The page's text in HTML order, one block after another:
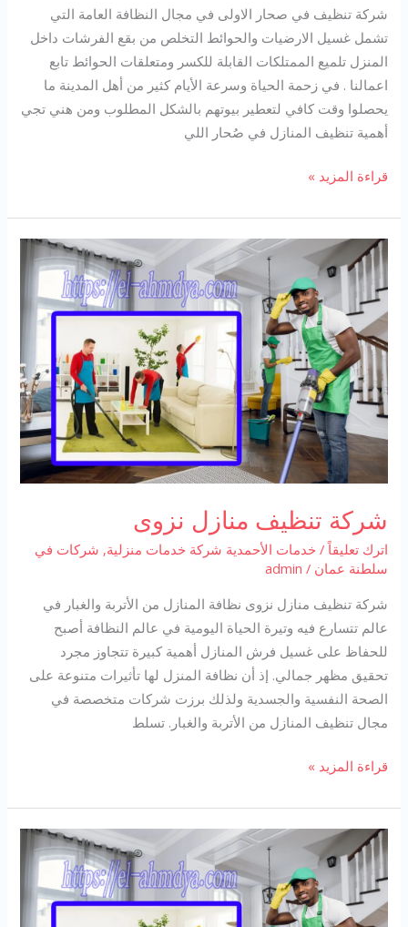
شركة تنظيف في صحار الاولى في مجال النظافة العامة التي
تشمل غسيل الارضيات والحوائط التخلص من بقع الفرشات داخل
المنزل تلميع الممتلكات القابلة للكسر ومتعلقات الحوائط تابع
اعمالنا . في زحمة الحياة وسرعة الأيام كثير من أهل المدينة ما
يحصلوا وقت كافي لتعطير بيوتهم بالشكل المطلوب ومن هني تجي
أهمية تنظيف المنازل في صُحار اللي
شركة
في
صحار
قراءة المزيد »
شركة تنظيف منازل نزوى
اترك تعليقاً / خدمات الأحمدية شركة خدمات منزلية, شركات في
سلطنة عمان /
admin
شركة تنظيف منازل نزوى نظافة المنازل من الأتربة والغبار في
عالم تتسارع فيه وتيرة الحياة اليومية في عالم النظافة أصبح
للحفاظ على غسيل فرش المنازل أهمية كبيرة تتجاوز مجرد
تحقيق مظهر جمالي. إذ أن نظافة المنزل لها تأثيرات متنوعة على
الصحة النفسية والجسدية ولذلك برزت شركات متخصصة في
مجال تنظيف المنازل من الأتربة والغبار. تسلط
شركة
منازل
نزوى
قراءة المزيد »